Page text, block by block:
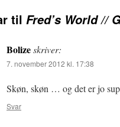
til Fred’s World //
Bolizeskriver:
7. november 2012 kl. 17:38
Skøn, skøn … og det er jo
Svar